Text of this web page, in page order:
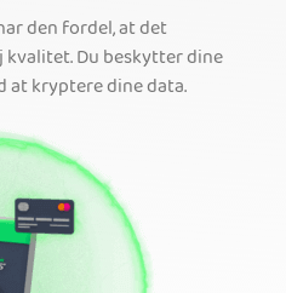
den fordel, at det
Du beskytter dine
at kryptere dine data.